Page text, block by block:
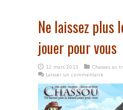
Ne laissez plus
jouer pour vous
12 mars 2013
Chasses au
Laisser un commentaire